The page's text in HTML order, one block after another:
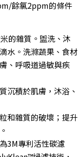
餘氯2ppm的條件
的雜質。盥洗、沐
水。洗滌蔬果、食材
、呼吸道過敏與疾
沉積於肌膚，沐浴、
和雜質的破壞；提升
3M專利活性碳濾